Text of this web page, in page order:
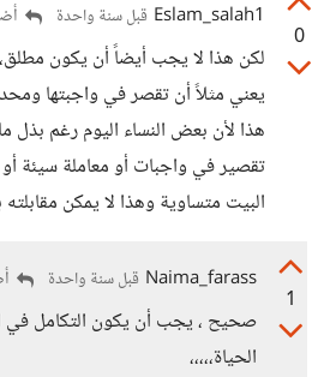
0
Eslam_salah1 قبل سنة واحدة
لكن هذا لا يجب أيضاً أن يكون مطلق،
يعني مثلاً أن تقصر في واجبتها
هذا لأن بعض النساء اليوم رغم بذل
تقصير في واجبات أو معاملة سيئة
البيت متساوية وهذا لا يمكن
1
Naima_farass قبل سنة واحدة
صحيح ، يجب أن يكون التكامل في
الحياة،،،،،